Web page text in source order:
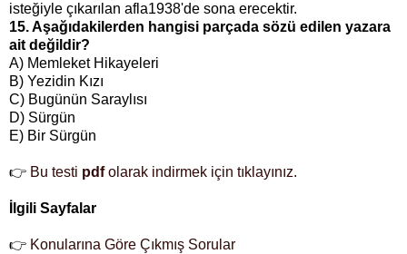
isteğiyle çıkarılan afla1938'de sona erecektir.
15. Aşağıdakilerden hangisi parçada sözü edilen yazara
ait değildir?
A) Memleket Hikayeleri
B) Yezidin Kızı
C) Bugünün Saraylısı
D) Sürgün
E) Bir Sürgün
👉 Bu testi pdfolarak indirmek için tıklayınız.
İlgili Sayfalar
👉 Konularına Göre Çıkmış Sorular